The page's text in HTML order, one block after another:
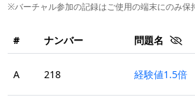
※バーチャル参加の記録はご使用の端末にのみ保
# ナンバー 問題名
A 218 経験値1.5倍